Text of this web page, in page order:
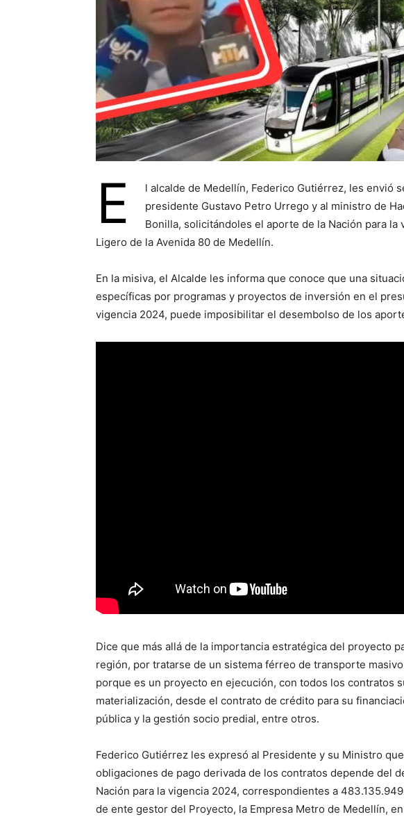
E
l alcalde de Medellín, Federico Gutiérrez, les envió
presidente Gustavo Petro Urrego y al ministro de
Bonilla, solicitándoles el aporte de la Nación para
Ligero de la Avenida 80 de Medellín.
En la misiva, el Alcalde les informa que conoce que una
específicas por programas y proyectos de inversión en el
vigencia 2024, puede imposibilitar el desembolso de los
Dice que más allá de la importancia estratégica del proyecto
región, por tratarse de un sistema férreo de transporte
porque es un proyecto en ejecución, con todos los contratos
materialización, desde el contrato de crédito para su
pública y la gestión socio predial, entre otros.
Federico Gutiérrez les expresó al Presidente y su Ministro
obligaciones de pago derivada de los contratos depende del
Nación para la vigencia 2024, correspondientes a
de ente gestor del Proyecto, la Empresa Metro de Medellín,